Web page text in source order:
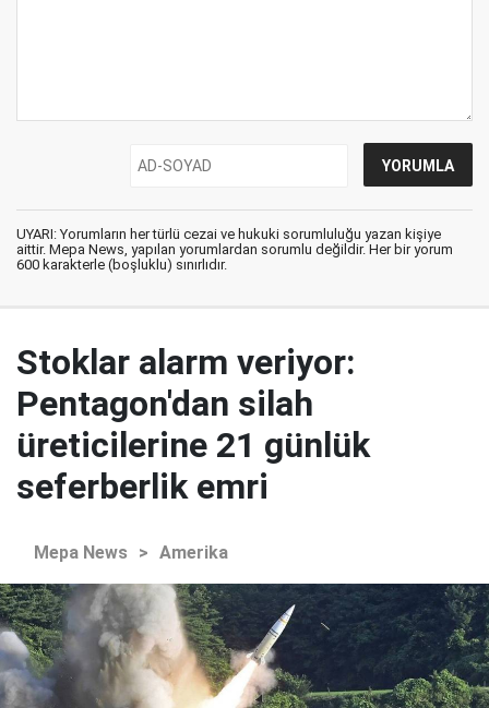
UYARI: Yorumların her türlü cezai ve hukuki sorumluluğu yazan kişiye
aittir. Mepa News, yapılan yorumlardan sorumlu değildir. Her bir yorum
600 karakterle (boşluklu) sınırlıdır.
Stoklar alarm veriyor:
Pentagon'dan silah
üreticilerine 21 günlük
seferberlik emri
Mepa News > Amerika